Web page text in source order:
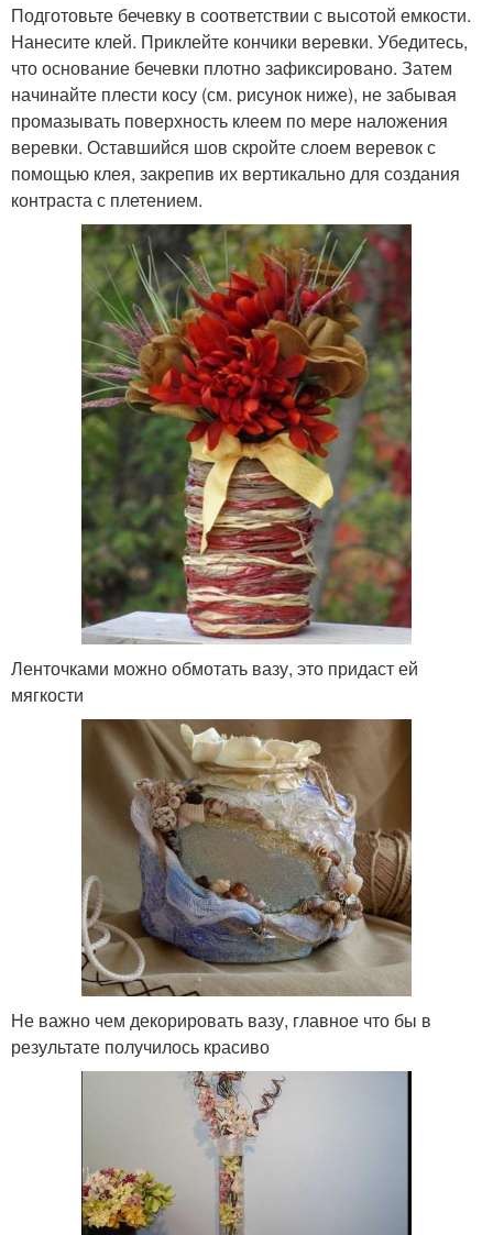
Подготовьте бечевку в соответствии с высотой емкости.
Нанесите клей. Приклейте кончики веревки. Убедитесь,
что основание бечевки плотно зафиксировано. Затем
начинайте плести косу (см. рисунок ниже), не забывая
промазывать поверхность клеем по мере наложения
веревки. Оставшийся шов скройте слоем веревок с
помощью клея, закрепив их вертикально для создания
контраста с плетением.
Ленточками можно обмотать вазу, это придаст ей
мягкости
Не важно чем декорировать вазу, главное что бы в
результате получилось красиво